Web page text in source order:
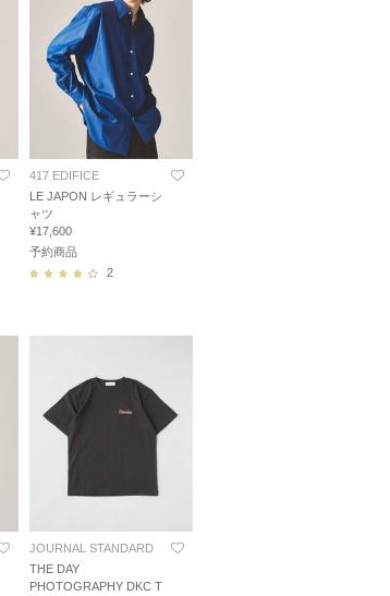
417 EDIFICE
LE JAPON レギュラーシ
ャツ
¥17,600
予約商品
2
JOURNAL STANDARD
THE DAY
PHOTOGRAPHY DKC T